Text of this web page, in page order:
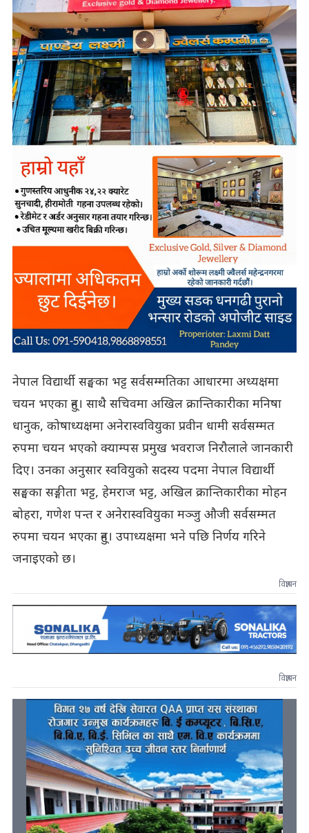
नेपाल विद्यार्थी सङ्घका भट्ट सर्वसम्मतिका आधारमा अध्यक्षमा
चयन भएका हुन्। साथै सचिवमा अखिल क्रान्तिकारीका मनिषा
धानुक, कोषाध्यक्षमा अनेरास्ववियुका प्रवीन धामी सर्वसम्मत
रुपमा चयन भएको क्याम्पस प्रमुख भवराज निरौलाले जानकारी
दिए। उनका अनुसार स्ववियुको सदस्य पदमा नेपाल विद्यार्थी
सङ्घका सङ्गीता भट्ट, हेमराज भट्ट, अखिल क्रान्तिकारीका मोहन
बोहरा, गणेश पन्त र अनेरास्ववियुका मञ्जु औजी सर्वसम्मत
रुपमा चयन भएका हुन्। उपाध्यक्षमा भने पछि निर्णय गरिने
जनाइएको छ।
विज्ञापन
विज्ञापन